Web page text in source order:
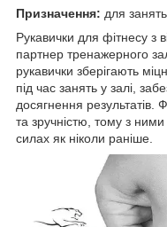
Призначення: для
Рукавички для фітнесу з
партнер тренажерного
рукавички зберігають
під час занять у залі,
досягнення результатів.
та зручністю, тому з
силах як ніколи раніше.